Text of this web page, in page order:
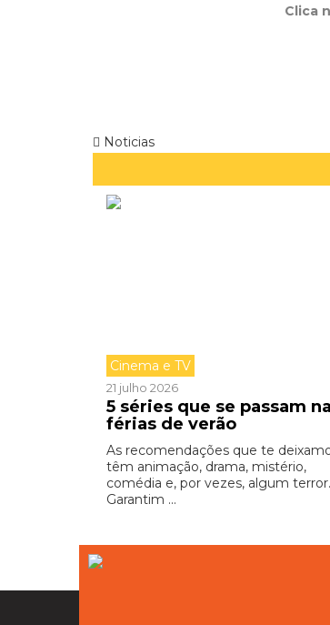
Clica
Noticias
Cinema e TV
21 julho 2026
5 séries que se passam
férias de verão
As recomendações que te
têm animação, drama, mistério,
comédia e, por vezes, algum terror.
Garantim ...